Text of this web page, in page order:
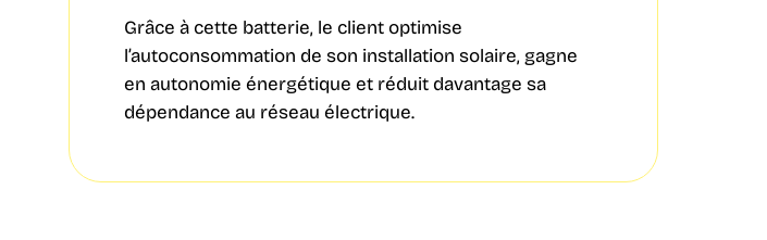
Grâce à cette batterie, le client optimise
l’autoconsommation de son installation solaire, gagne
en autonomie énergétique et réduit davantage sa
dépendance au réseau électrique.